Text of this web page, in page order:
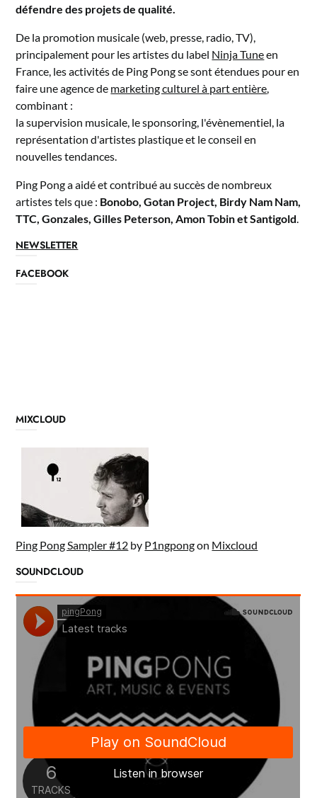
défendre des projets de qualité.
De la promotion musicale (web, presse, radio, TV),
principalement pour les artistes du label Ninja Tuneen
France, les activités de Ping Pong se sont étendues pour en
faire une agence de marketing culturel à part entière
combinant :
la supervision musicale, le sponsoring, l'évènementiel, la
représentation d'artistes plastique et le conseil en
nouvelles tendances.
Ping Pong a aidé et contribué au succès de nombreux
artistes tels que : Bonobo, Gotan Project, Birdy Nam Nam,
TTC, Gonzales, Gilles Peterson, Amon Tobin et Santigold
NEWSLETTER
FACEBOOK
MIXCLOUD
Ping Pong Sampler #12 by P1ngpongon Mixcloud
SOUNDCLOUD